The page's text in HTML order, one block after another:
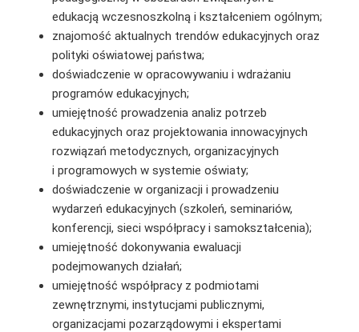
edukacją wczesnoszkolną i kształceniem ogólnym;
znajomość aktualnych trendów edukacyjnych oraz
polityki oświatowej państwa;
doświadczenie w opracowywaniu i wdrażaniu
programów edukacyjnych;
umiejętność prowadzenia analiz potrzeb
edukacyjnych oraz projektowania innowacyjnych
rozwiązań metodycznych, organizacyjnych
i programowych w systemie oświaty;
doświadczenie w organizacji i prowadzeniu
wydarzeń edukacyjnych (szkoleń, seminariów,
konferencji, sieci współpracy i samokształcenia);
umiejętność dokonywania ewaluacji
podejmowanych działań;
umiejętność współpracy z podmiotami
zewnętrznymi, instytucjami publicznymi,
organizacjami pozarządowymi i ekspertami